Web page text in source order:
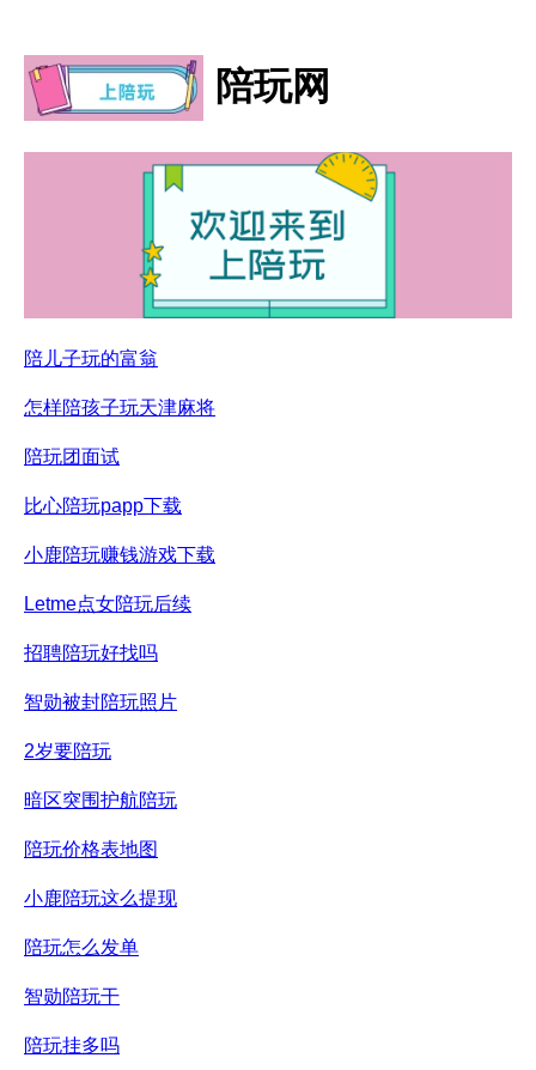
陪玩网
陪儿子玩的富翁
怎样陪孩子玩天津麻将
陪玩团面试
比心陪玩papp下载
小鹿陪玩赚钱游戏下载
Letme点女陪玩后续
招聘陪玩好找吗
智勋被封陪玩照片
2岁要陪玩
暗区突围护航陪玩
陪玩价格表地图
小鹿陪玩这么提现
陪玩怎么发单
智勋陪玩干
陪玩挂多吗